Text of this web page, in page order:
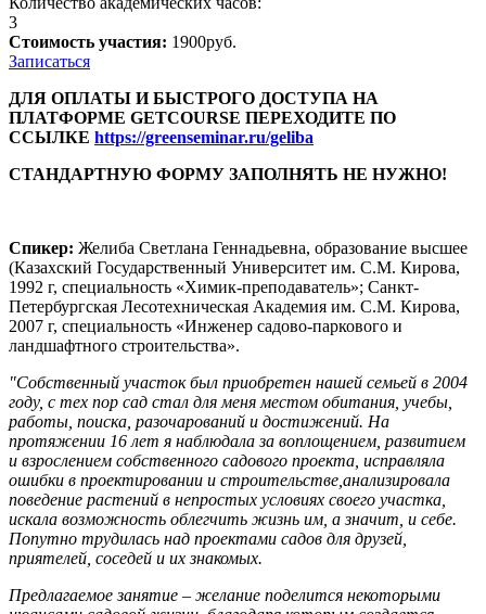
Количество академических часов:
3
Стоимость участия: 1900руб.
Записаться
ДЛЯ ОПЛАТЫ И БЫСТРОГО ДОСTУПА НА
ПЛАТФОРМЕ GETCOURSE ПЕРЕХОДИТЕ ПО
ССЫЛКЕ https://greenseminar.ru/geliba
СТАНДАРТНУЮ ФОРМУ ЗАПОЛНЯТЬ НЕ НУЖНО!
Спикер: Желиба Светлана Геннадьевна, образование высшее
(Казахский Государственный Университет им. С.М. Кирова,
1992 г, специальность «Химик-преподаватель»; Санкт-
Петербургская Лесотехническая Академия им. С.М. Кирова,
2007 г, специальность «Инженер садово-паркового и
ландшафтного строительства».
"Собственный участок был приобретен нашей семьей в 2004
году, с тех пор сад стал для меня местом обитания, учебы,
работы, поиска, разочарований и достижений. На
протяжении 16 лет я наблюдала за воплощением, развитием
и взрослением собственного садового проекта, исправляла
ошибки в проектировании и строительстве,анализировала
поведение растений в непростых условиях своего участка,
искала возможность облегчить жизнь им, а значит, и себе.
Попутно трудилась над проектами садов для друзей,
приятелей, соседей и их знакомых.
Предлагаемое занятие – желание поделится некоторыми